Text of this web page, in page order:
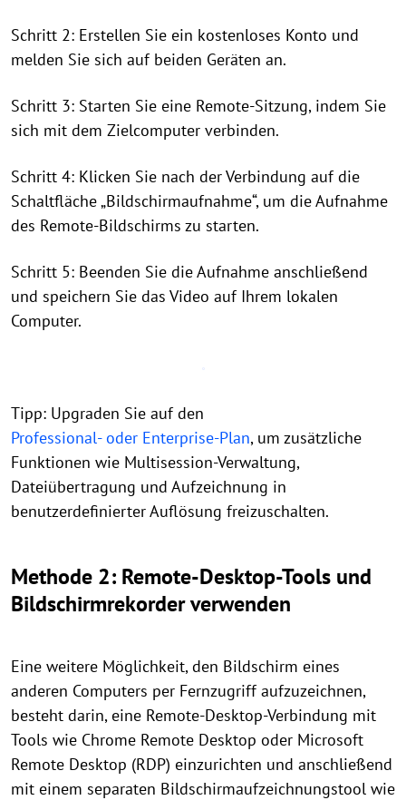
Schritt 2: Erstellen Sie ein kostenloses Konto und
melden Sie sich auf beiden Geräten an.
Schritt 3: Starten Sie eine Remote-Sitzung, indem Sie
sich mit dem Zielcomputer verbinden.
Schritt 4: Klicken Sie nach der Verbindung auf die
Schaltfläche „Bildschirmaufnahme“, um die Aufnahme
des Remote-Bildschirms zu starten.
Schritt 5: Beenden Sie die Aufnahme anschließend
und speichern Sie das Video auf Ihrem lokalen
Computer.
Tipp: Upgraden Sie auf den
Professional- oder Enterprise-Plan, um zusätzliche
Funktionen wie Multisession-Verwaltung,
Dateiübertragung und Aufzeichnung in
benutzerdefinierter Auflösung freizuschalten.
Methode 2: Remote-Desktop-Tools und
Bildschirmrekorder verwenden
Eine weitere Möglichkeit, den Bildschirm eines
anderen Computers per Fernzugriff aufzuzeichnen,
besteht darin, eine Remote-Desktop-Verbindung mit
Tools wie Chrome Remote Desktop oder Microsoft
Remote Desktop (RDP) einzurichten und anschließend
mit einem separaten Bildschirmaufzeichnungstool wie